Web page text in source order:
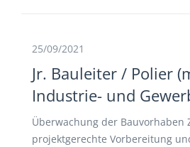
25/09/2021
Jr. Bauleiter / Polier
Industrie- und
Überwachung der Bauvorhaben
projektgerechte Vorbereitung